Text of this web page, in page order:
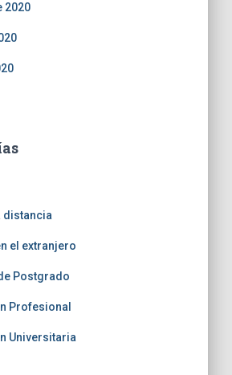
2020
distancia
el extranjero
Postgrado
Profesional
Universitaria